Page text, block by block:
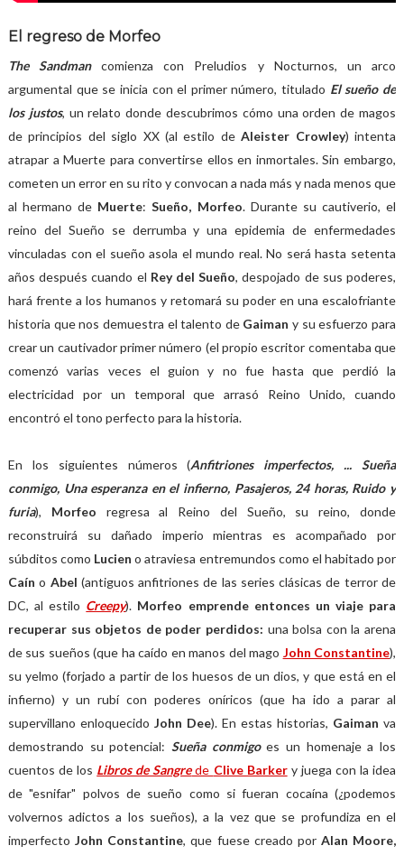
El regreso de Morfeo
The Sandmancomienza con Preludios y Nocturnos, un arco
argumental que se inicia con el primer número, titulado El sueño de
los justos, un relato donde descubrimos cómo una orden de magos
de principios del siglo XX (al estilo deAleister Crowley) intenta
atrapar a Muerte para convertirse ellos en inmortales. Sin embargo,
cometen un error en su rito y convocan a nada más y nada menos que
al hermano de Muerte:Sueño, Morfeo. Durante su cautiverio, el
reino del Sueño se derrumba y una epidemia de enfermedades
vinculadas con el sueño asola el mundo real. No será hasta setenta
años después cuando el Rey del Sueño, despojado de sus poderes,
hará frente a los humanos y retomará su poder en una escalofriante
historia que nos demuestra el talento de Gaimany su esfuerzo para
crear un cautivador primer número (el propio escritor comentaba que
comenzó varias veces el guion y no fue hasta que perdió la
electricidad por un temporal que arrasó Reino Unido, cuando
encontró el tono perfecto para la historia.
En los siguientes números (Anfitriones imperfectos, ... Sueña
conmigo, Una esperanza en el infierno, Pasajeros, 24 horas, Ruido y
furia), Morfeo regresa al Reino del Sueño, su reino, donde
reconstruirá su dañado imperio mientras es acompañado por
súbditos como Lucieno atraviesa entremundos como el habitado por
Caín o Abel (antiguos anfitriones de las series clásicas de terror de
DC, al estilo Creepy). Morfeo emprende entonces un viaje para
recuperar sus objetos de poder perdidos: una bolsa con la arena
de sus sueños (que ha caído en manos del mago John Constantine),
su yelmo (forjado a partir de los huesos de un dios, y que está en el
infierno) y un rubí con poderes oníricos (que ha ido a parar al
supervillano enloquecido John Dee). En estas historias, Gaimanva
demostrando su potencial: Sueña conmigoes un homenaje a los
cuentos de los Libros de Sangrede Clive Barkery juega con la idea
de "esnifar" polvos de sueño como si fueran cocaína (¿podemos
volvernos adictos a los sueños), a la vez que se profundiza en el
imperfectoJohn Constantine, que fuese creado por Alan Moore,